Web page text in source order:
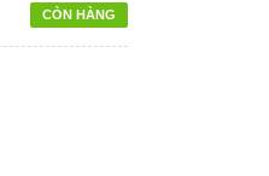
CÒN HÀNG